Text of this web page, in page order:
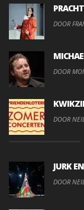
DOOR
DOOR
DOOR
JURK
DOOR